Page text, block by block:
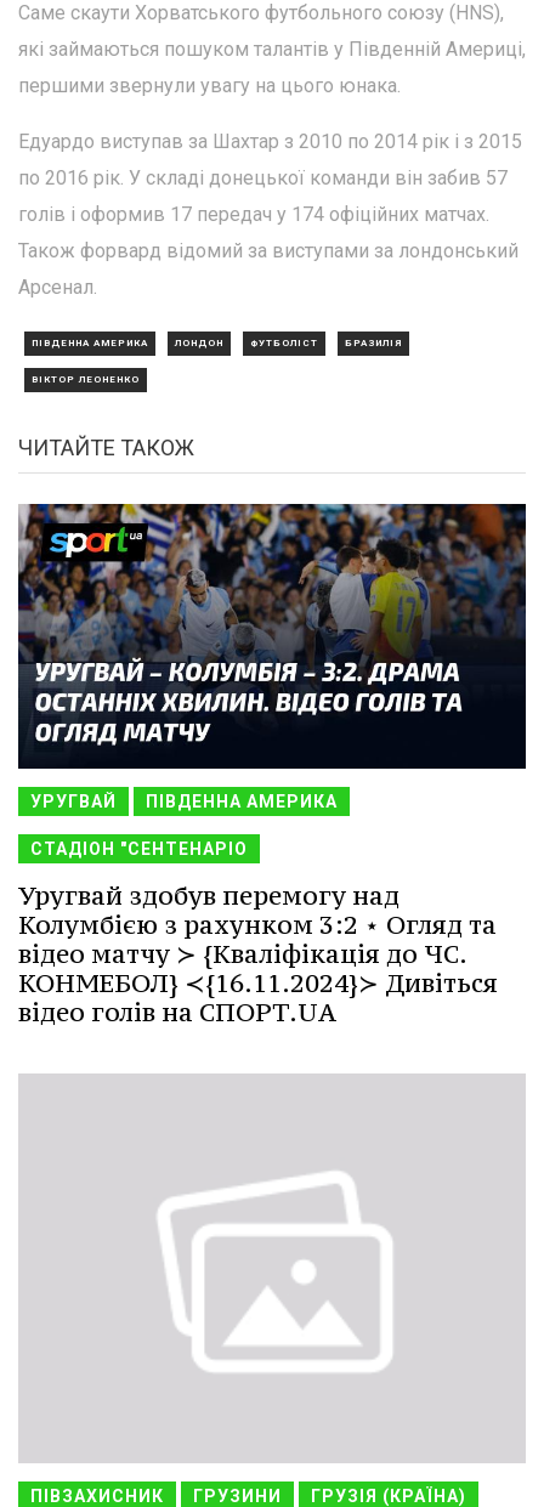
Саме скаути Хорватського футбольного союзу (HNS),
які займаються пошуком талантів у Південній Америці,
першими звернули увагу на цього юнака.
Едуардо виступав за Шахтар з 2010 по 2014 рік і з 2015
по 2016 рік. У складі донецької команди він забив 57
голів і оформив 17 передач у 174 офіційних матчах.
Також форвард відомий за виступами за лондонський
Арсенал.
ПІВДЕННА АМЕРИКА ЛОНДОН ФУТБОЛІСТ БРАЗИЛІЯ
ВІКТОР ЛЕОНЕНКО
ЧИТАЙТЕ ТАКОЖ
УРУГВАЙ ПІВДЕННА АМЕРИКА
СТАДІОН "СЕНТЕНАРІО
Уругвай здобув перемогу над
Колумбією з рахунком 3:2 ⋆ Огляд та
відео матчу ≻ {Кваліфікація до ЧС.
КОНМЕБОЛ} ≺{16.11.2024}≻ Дивіться
відео голів на СПОРТ.UA
ПІВЗАХИСНИК ГРУЗИНИ ГРУЗІЯ (КРАЇНА)